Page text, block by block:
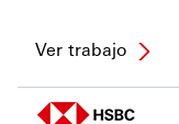
Ver trabajo